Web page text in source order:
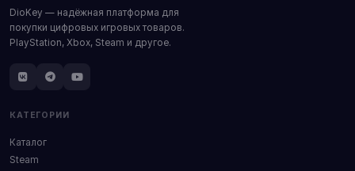
DioKey — надёжная платформа для
покупки цифровых игровых товаров.
PlayStation, Xbox, Steam и другое.
КАТЕГОРИИ
Каталог
Steam